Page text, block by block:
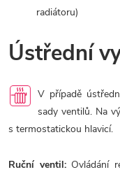
radiátoru)
Ústřední
V případě
sady ventilů. Na
s termostatickou hlavicí.
Ruční ventil:Ovládání